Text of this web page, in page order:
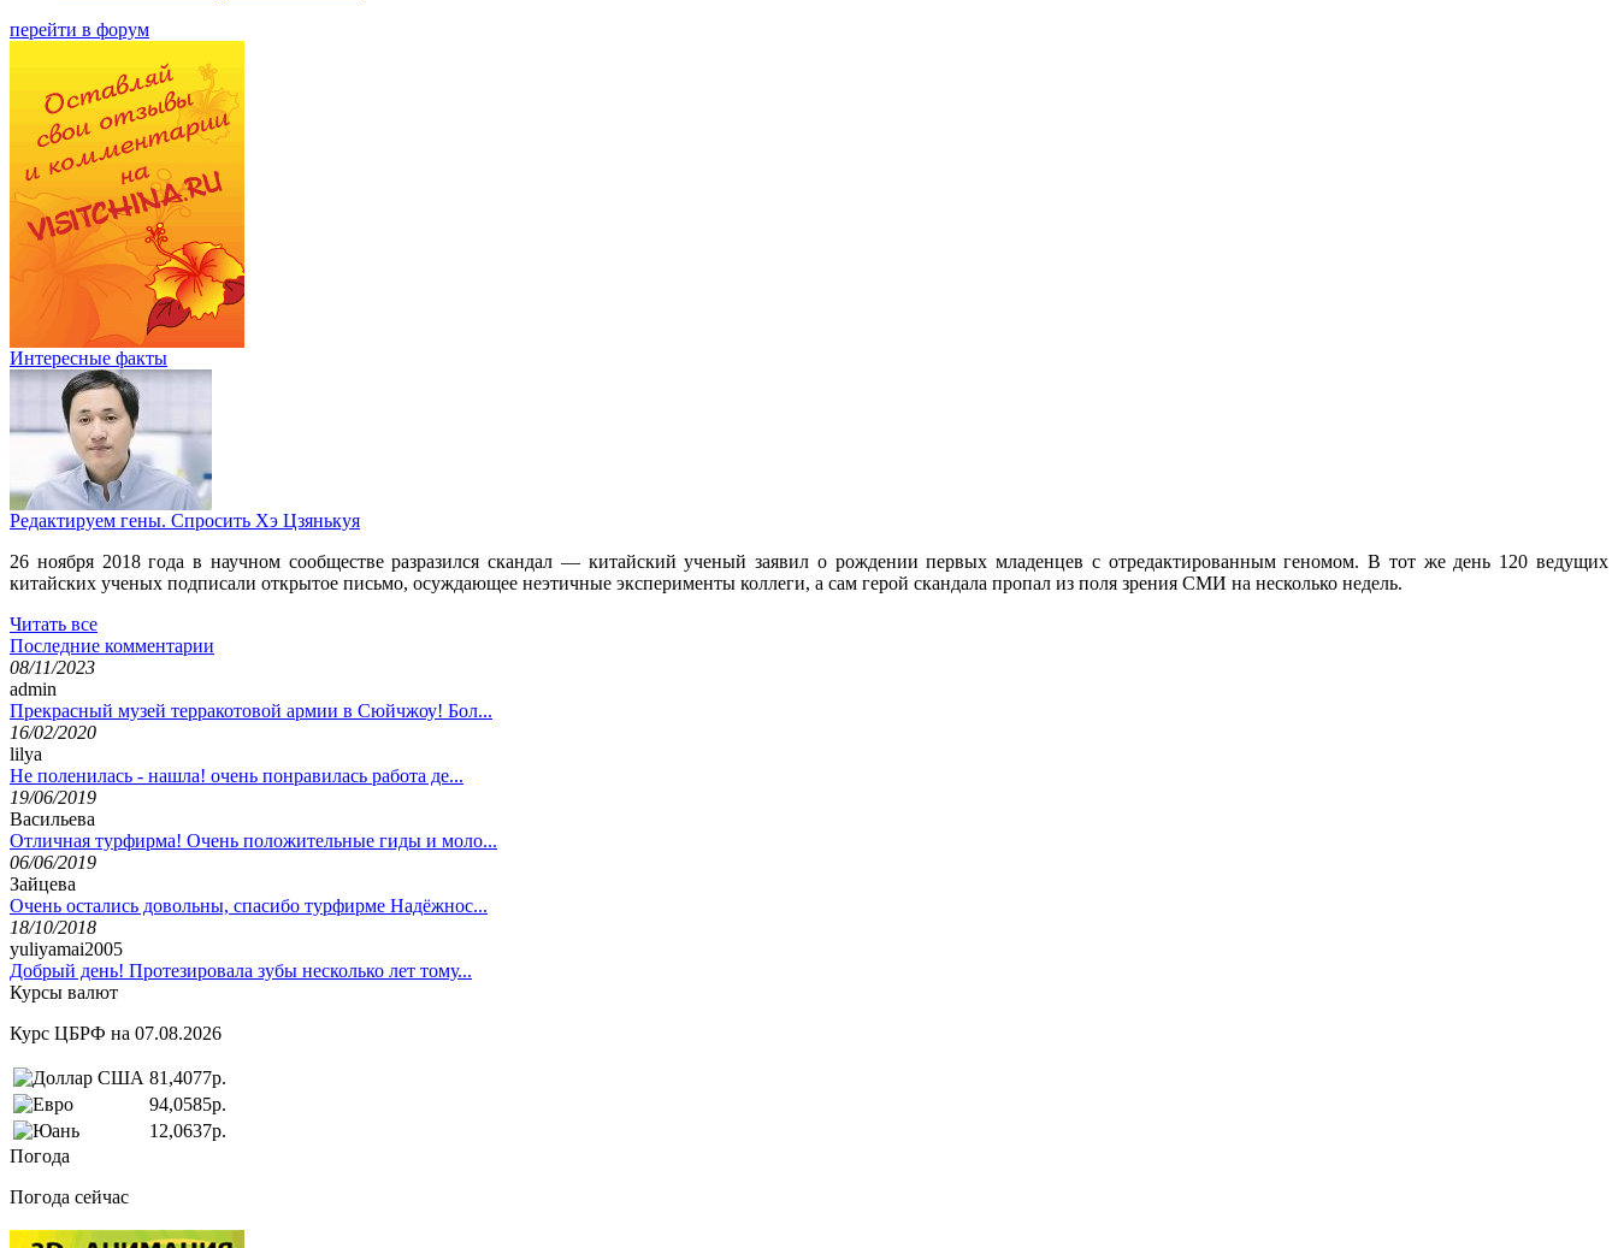
перейти в форум
Интересные факты
Редактируем гены. Спросить Хэ Цзянькуя
26 ноября 2018 года в научном сообществе разразился скандал — китайский ученый заявил о рождении первых младенцев с отредактированным геномом. В тот же день 120 ведущих
китайских ученых подписали открытое письмо, осуждающее неэтичные эксперименты коллеги, а сам герой скандала пропал из поля зрения СМИ на несколько недель.
Читать все
Последние комментарии
08/11/2023
admin
Прекрасный музей терракотовой армии в Сюйчжоу! Бол...
16/02/2020
lilya
Не поленилась - нашла! очень понравилась работа де...
19/06/2019
Васильева
Отличная турфирма! Очень положительные гиды и моло...
06/06/2019
Зайцева
Очень остались довольны, спасибо турфирме Надёжнос...
18/10/2018
yuliyamai2005
Добрый день! Протезировала зубы несколько лет тому...
Курсы валют
Курс ЦБРФ на 07.08.2026
81,4077р.
94,0585р.
12,0637р.
Погода
Погода сейчас